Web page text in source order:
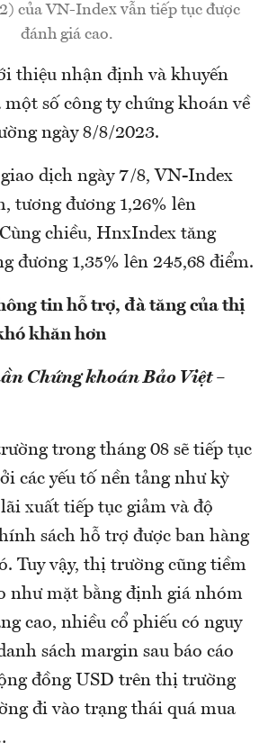
của VN-Index vẫn tiếp tục được
đánh giá cao.
thiệu nhận định và khuyến
số công ty chứng khoán về
ngày 8/8/2023.
dịch ngày 7/8, VN-Index
tương đương 1,26% lên
chiều, HnxIndex tăng
đương 1,35% lên 245,68 điểm.
tin hỗ trợ, đà tăng của thị
khăn hơn
Chứng khoán Bảo Việt –
trong tháng 08 sẽ tiếp tục
các yếu tố nền tảng như kỳ
xuất tiếp tục giảm và độ
sách hỗ trợ được ban hàng
Tuy vậy, thị trường cũng tiềm
như mặt bằng định giá nhóm
cao, nhiều cổ phiếu có nguy
sách margin sau báo cáo
đồng USD trên thị trường
đi vào trạng thái quá mua